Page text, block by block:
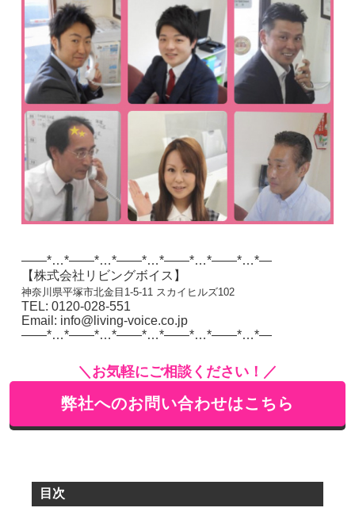
——*…*——*…*——*…*——*…*——*…*—
【株式会社リビングボイス】
神奈川県平塚市北金目1-5-11 スカイヒルズ102
TEL: 0120-028-551
Email: info@living-voice.co.jp
——*…*——*…*——*…*——*…*——*…*—
＼お気軽にご相談ください！／
弊社へのお問い合わせはこちら
目次